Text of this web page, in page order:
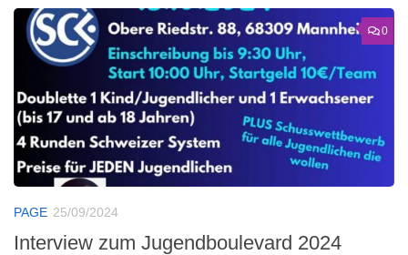
0
PAGE 25/09/2024
Interview zum Jugendboulevard 2024